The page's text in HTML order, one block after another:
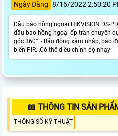
Ngày Đăng 8/16/2022 2:50:20
Dầu báo hồng ngoại HIKVISION DS-
dầu báo hồng ngoại ốp trần chuyên
góc 360°. - Báo động xâm nhập, báo
biến PIR. ,Có thể điều chỉnh độ nhạy
📖 THÔNG TIN SẢN
THÔNG SỐ KỸ THUẬT